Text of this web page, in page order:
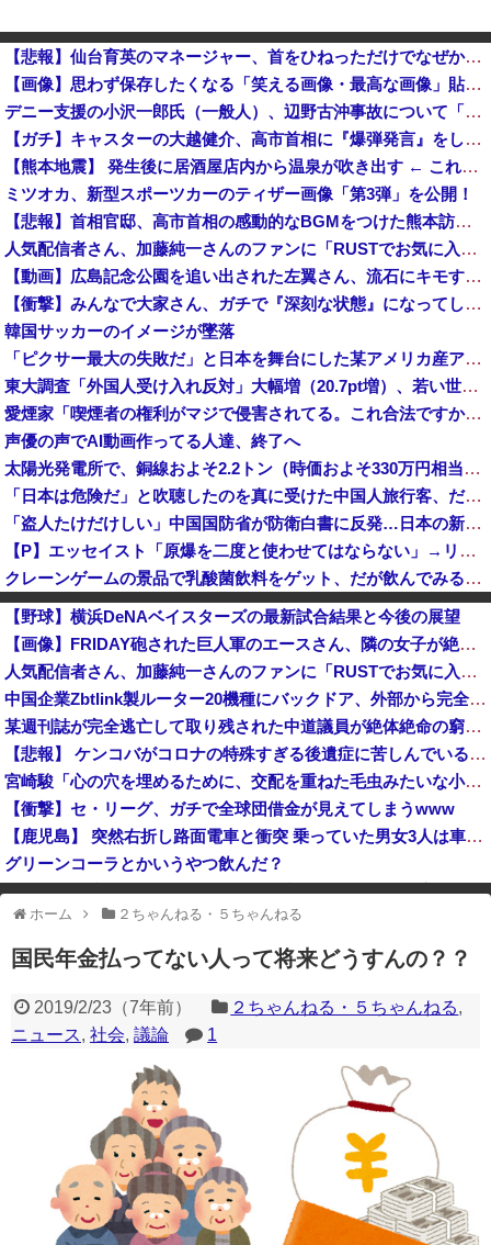
【悲報】仙台育英のマネージャー、首をひねっただけでなぜかウインクしたことにされてしまう
【画像】思わず保存したくなる「笑える画像・最高な画像」貼っていけｗｗｗｗｗ他
デニー支援の小沢一郎氏（一般人）、辺野古沖事故について「玉城デニー知事の責任ではないが、不幸な出来事を悪宣伝に利用する人がいる」
【ガチ】キャスターの大越健介、高市首相に『爆弾発言』をしてしまう！！！！！
【熊本地震】 発生後に居酒屋店内から温泉が吹き出す ← これ前触れじゃね？
ミツオカ、新型スポーツカーのティザー画像「第3弾」を公開！
【悲報】首相官邸、高市首相の感動的なBGMをつけた熊本訪問の感動ムービーを投稿
人気配信者さん、加藤純一さんのファンに「RUSTでお気に入りの配信者が負けて嫌だよな？空気読めってなるよな？その結果がVCR。お前らVCR向いて...
【動画】広島記念公園を追い出された左翼さん、流石にキモすぎて炎上
【衝撃】みんなで大家さん、ガチで『深刻な状態』になってしまう・・・・
韓国サッカーのイメージが墜落
「ピクサー最大の失敗だ」と日本を舞台にした某アメリカ産アニメが話題に、日本と韓国の両方に失礼すぎるわ……
東大調査「外国人受け入れ反対」大幅増（20.7pt増）、若い世代で増加幅大
愛煙家「喫煙者の権利がマジで侵害されてる。これ合法ですから。いくら税金を我々が払ってるんだと。副流煙もクソもあるのかな」
声優の声でAI動画作ってる人達、終了へ
太陽光発電所で、銅線およそ2.2トン（時価およそ330万円相当）盗んだなど、ベトナム国籍（無職）２人逮捕、盗まれた銅線の半分はすでに売却 富山で...
「日本は危険だ」と吹聴したのを真に受けた中国人旅行客、だが代替旅行先が日本ほど安全ではなかった結果……
「盗人たけだけしい」中国国防省が防衛白書に反発…日本の新型軍国主義と批判！
【P】エッセイスト「原爆を二度と使わせてはならない」→リプ「もちろん中国の核も非難する？」→即ブロック
クレーンゲームの景品で乳酸菌飲料をゲット、だが飲んでみると妙に酸っぱくて体調が悪化してしまい……
オンライン会見に顔を出さず出席した男性、他の職員に促され顔を出してみた結果ｗｗｗｗｗ
スペースXのロケット残骸、月に衝突 人工物で過去最大級 [8/7]
【野球】横浜DeNAベイスターズの最新試合結果と今後の展望
【画像】FRIDAY砲された巨人軍のエースさん、隣の女子が絶対に美人だと話題になるｗｗｗｗｗｗ
人気配信者さん、加藤純一さんのファンに「RUSTでお気に入りの配信者が負けて嫌だよな？空気読めってなるよな？その結果がVCR。お前らVCR向いて...
中国企業Zbtlink製ルーター20機種にバックドア、外部から完全制御のおそれ！
某週刊誌が完全逃亡して取り残された中道議員が絶体絶命の窮地、「今度は宏池会に矛先を向けたか……」と節操の無さに呆れる人が続出
【悲報】 ケンコバがコロナの特殊すぎる後遺症に苦しんでいる模様…お前らの周りにもこんな奴いる？
宮崎駿「心の穴を埋めるために、交配を重ねた毛虫みたいな小さな犬を連れてる人、本当に醜い」←これどう思う？
【衝撃】セ・リーグ、ガチで全球団借金が見えてしまうwww
【鹿児島】 突然右折し路面電車と衝突 乗っていた男女3人は車を放置しダッシュで逃走中
グリーンコーラとかいうやつ飲んだ？
中国「台風接近！」台風13号「三峡直撃予測」中国「上流大洪水！（三峡上流」中国都市「8/5の映像（動画」三峡ダム「緊急放流（決壊危機」中国「下流大水害（震え声」→
一部のコンテンツが表示されなくなったり、サイト全体のレイアウトが崩れ
たりする場合があります。
ホーム ２ちゃんねる・５ちゃんねる
国民年金払ってない人って将来どうすんの？？
2019/2/23（7年前） ２ちゃんねる・５ちゃんねる,
ニュース, 社会, 議論 1